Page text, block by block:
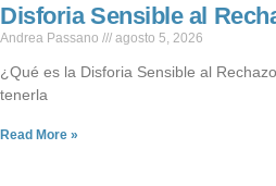
Disforia Sensible al
Andrea Passano agosto 5, 2026
¿Qué es la Disforia Sensible al
tenerla
Read More »